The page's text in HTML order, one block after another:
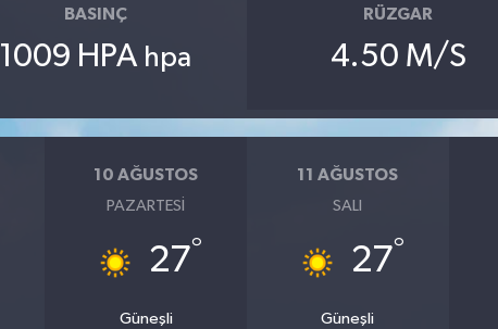
BASINÇ
1009 HPA hpa
RÜZGAR
4.50 M/S
10 AĞUSTOS
PAZARTESI
27°
Güneşli
11 AĞUSTOS
SALI
27°
Güneşli